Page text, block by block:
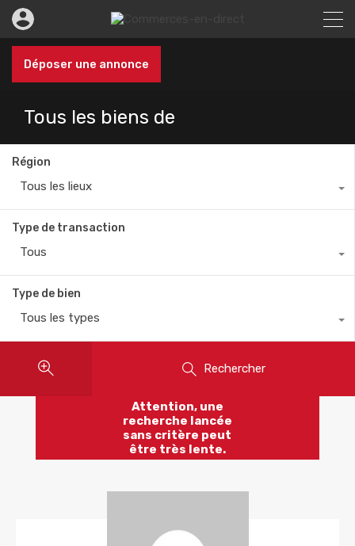
Déposer une annonce
Tous les biens de
Région
Tous les lieux
Type de transaction
Tous
Type de bien
Tous les types
Rechercher
Attention, une
recherche lancée
sans critère peut
être très lente.